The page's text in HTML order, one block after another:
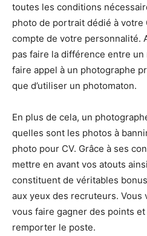
toutes les conditions
photo de portrait dédié à votre
compte de votre personnalité.
pas faire la différence entre
faire appel à un photographe
que d’utiliser un photomaton.
En plus de cela, un
quelles sont les photos à bannir
photo pour CV. Grâce à ses
mettre en avant vos atouts
constituent de véritables
aux yeux des recruteurs.
vous faire gagner des points
remporter le poste.